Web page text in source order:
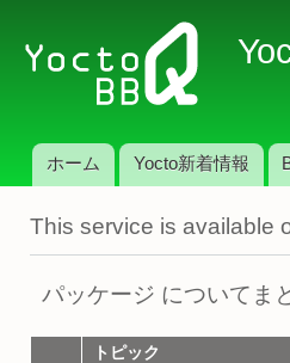
メインメニュー
ホーム Yocto新着情報
This service is available
パッケージ についてま
トピック